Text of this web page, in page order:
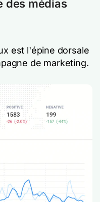
des médias
est l'épine dorsale
de marketing.